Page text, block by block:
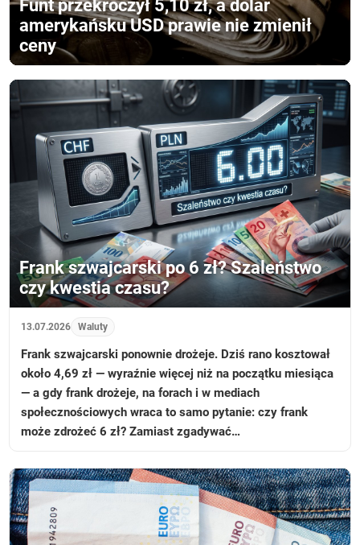
Funt przekroczył 5,10 zł, a dolar
amerykańsku USD prawie nie zmienił
ceny
Frank szwajcarski po 6 zł? Szaleństwo
czy kwestia czasu?
13.07.2026 Waluty
Frank szwajcarski ponownie drożeje. Dziś rano kosztował
około 4,69 zł — wyraźnie więcej niż na początku miesiąca
— a gdy frank drożeje, na forach i w mediach
społecznościowych wraca to samo pytanie: czy frank
może zdrożeć 6 zł? Zamiast zgadywać…